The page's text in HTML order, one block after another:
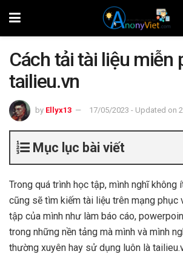
Cách tải tài liệu miễn
tailieu.vn
by Ellyx13 17/05/2023 - Updated on
Mục lục bài viết
Trong quá trình học tập, mình nghĩ không
cũng sẽ tìm kiếm tài liệu trên mạng phục
tập của mình như làm báo cáo,
trong những nền tảng mà mình và mình
thường xuyên hay sử dụng luôn là